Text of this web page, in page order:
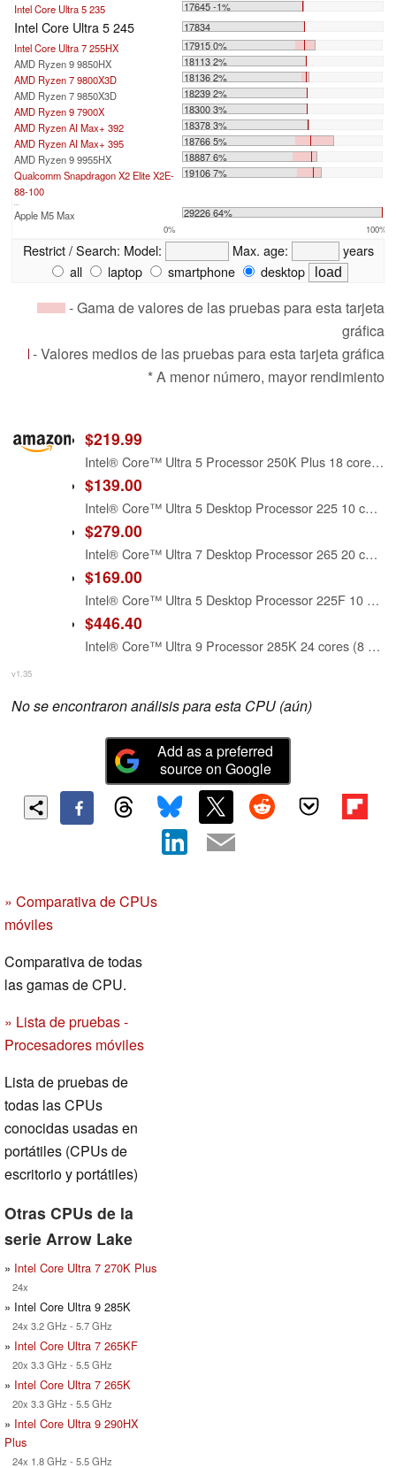
Intel Core Ultra 5 235
17645 -1%
Intel Core Ultra 5 245
17834
Intel Core Ultra 7 255HX
17915 0%
AMD Ryzen 9 9850HX
18113 2%
AMD Ryzen 7 9800X3D
18136 2%
AMD Ryzen 7 9850X3D
18239 2%
AMD Ryzen 9 7900X
18300 3%
AMD Ryzen AI Max+ 392
18378 3%
AMD Ryzen AI Max+ 395
18766 5%
AMD Ryzen 9 9955HX
18887 6%
Qualcomm Snapdragon X2 Elite X2E-
88-100
19106 7%
...
Apple M5 Max 29226 64%
0% 100%
Restrict / Search: Model: Max. age:
years
all
laptop smartphone desktop
- Gama de valores de las pruebas para esta tarjeta
gráfica
- Valores medios de las pruebas para esta tarjeta gráfica
* A menor número, mayor rendimiento
$219.99
Intel® Core™ Ultra 5 Processor 250K Plus 18 cores (6 P-cores + 12 E-cores) up to 5.3 GHz
$139.00
Intel® Core™ Ultra 5 Desktop Processor 225 10 cores (6 P-cores + 4 E-cores) up to 4.9 GHz
$279.00
Intel® Core™ Ultra 7 Desktop Processor 265 20 cores (8 P-cores + 12 E-cores) up to 5.3 GHz
$169.00
Intel® Core™ Ultra 5 Desktop Processor 225F 10 cores (6 P-cores + 4 E-cores) up to 4.9 GHz
$446.40
Intel® Core™ Ultra 9 Processor 285K 24 cores (8 P-cores + 16 E-cores) up to 5.7 GHz
v1.35
No se encontraron análisis para esta CPU (aún)
Add as a preferred
source on Google
» Comparativa de CPUs
móviles
Comparativa de todas
las gamas de CPU.
» Lista de pruebas -
Procesadores móviles
Lista de pruebas de
todas las CPUs
conocidas usadas en
portátiles (CPUs de
escritorio y portátiles)
Otras CPUs de la
serie Arrow Lake
» Intel Core Ultra 7 270K Plus
24x
» Intel Core Ultra 9 285K
24x 3.2 GHz - 5.7 GHz
» Intel Core Ultra 7 265KF
20x 3.3 GHz - 5.5 GHz
» Intel Core Ultra 7 265K
20x 3.3 GHz - 5.5 GHz
» Intel Core Ultra 9 290HX
Plus
24x 1.8 GHz - 5.5 GHz